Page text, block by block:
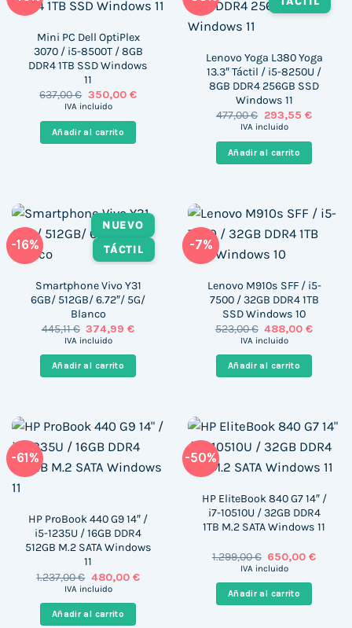
Mini PC Dell OptiPlex
3070 / i5-8500T / 8GB
DDR4 1TB SSD Windows
11
637,00€ El
precio
era:
637,00 €.
350,00 €El
es:
IVA incluido
Añadir al carrito
Lenovo Yoga L380 Yoga
13.3″ Táctil / i5-8250U /
8GB DDR4 256GB SSD
Windows 11
477,00€ El
precio
era:
477,00 €.
293,55 €El
es:
IVA incluido
Añadir al carrito
-16%
NUEVO
TÁCTIL
Smartphone Vivo Y31
6GB/ 512GB/ 6.72″/ 5G/
Blanco
445,11€ El
precio
era:
445,11 €.
374,99€El
es:
374,99 €.
IVA incluido
Añadir al carrito
-7%
Lenovo M910s SFF / i5-
7500 / 32GB DDR4 1TB
SSD Windows 10
523,00€ El
precio
era:
523,00 €.
488,00€El
IVA incluido
Añadir al carrito
-61%
HP ProBook 440 G9 14″ /
i5-1235U / 16GB DDR4
512GB M.2 SATA Windows
11
1.237,00€ El
precio
era:
1.237,00 €.
480,00 €El
IVA incluido
Añadir al carrito
-50%
HP EliteBook 840 G7 14″ /
i7-10510U / 32GB DDR4
1TB M.2 SATA Windows 11
1.299,00€ El
precio
era:
1.299,00 €.
650,00€El
IVA incluido
Añadir al carrito